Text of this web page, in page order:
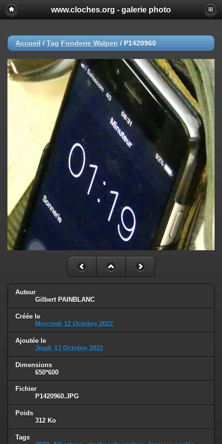
www.cloches.org - galerie photo
Accueil / Tag Fonderie Walpen / P1420960
Auteur
Gilbert PAINBLANC
Créée le
Mercredi 12 Octobre 2022
Ajoutée le
Jeudi 13 Octobre 2022
Dimensions
650*600
Fichier
P1420960.JPG
Poids
312 Ko
Tags